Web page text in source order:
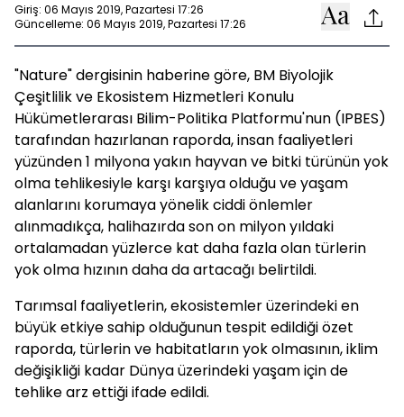
Giriş: 06 Mayıs 2019, Pazartesi 17:26
Güncelleme: 06 Mayıs 2019, Pazartesi 17:26
"Nature" dergisinin haberine göre, BM Biyolojik
Çeşitlilik ve Ekosistem Hizmetleri Konulu
Hükümetlerarası Bilim-Politika Platformu'nun (IPBES)
tarafından hazırlanan raporda, insan faaliyetleri
yüzünden 1 milyona yakın hayvan ve bitki türünün yok
olma tehlikesiyle karşı karşıya olduğu ve yaşam
alanlarını korumaya yönelik ciddi önlemler
alınmadıkça, halihazırda son on milyon yıldaki
ortalamadan yüzlerce kat daha fazla olan türlerin
yok olma hızının daha da artacağı belirtildi.
Tarımsal faaliyetlerin, ekosistemler üzerindeki en
büyük etkiye sahip olduğunun tespit edildiği özet
raporda, türlerin ve habitatların yok olmasının, iklim
değişikliği kadar Dünya üzerindeki yaşam için de
tehlike arz ettiği ifade edildi.